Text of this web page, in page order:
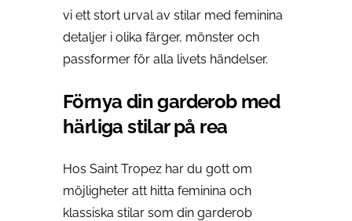
vi ett stort urval av stilar med feminina
detaljer i olika färger, mönster och
passformer för alla livets händelser.
Förnya din garderob med
härliga stilar på rea
Hos Saint Tropez har du gott om
möjligheter att hitta feminina och
klassiska stilar som din garderob